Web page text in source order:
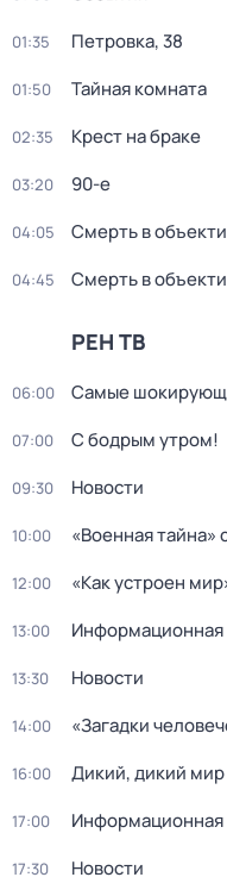
01:35 Петровка, 38
01:50 Тайная комната
02:35 Крест на браке
03:20 90-е
04:05 Смерть в
04:45 Смерть в
РЕН ТВ
06:00 Самые
07:00 С бодрым утром!
09:30 Новости
10:00 «Военная
12:00 «Как устроен
13:00 Информационная
13:30 Новости
14:00 «Загадки
16:00 Дикий, дикий мир
17:00 Информационная
17:30 Новости